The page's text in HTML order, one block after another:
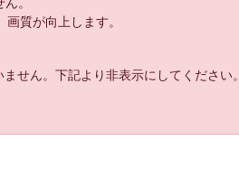
質が向上します。
せん。下記より非表示にしてください。